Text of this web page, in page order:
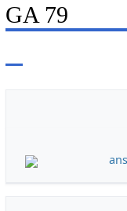
GA 79